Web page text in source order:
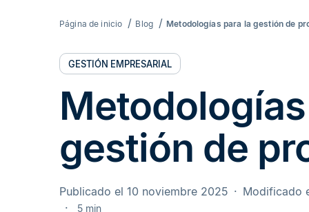
Página de inicio Blog Metodologías para la gestión de
GESTIÓN EMPRESARIAL
gestión de
Publicado el 10 noviembre 2025 Modificado
5 min